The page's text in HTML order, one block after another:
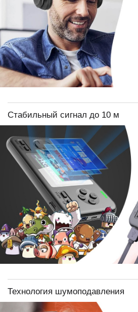
Стабильный сигнал до 10 м
Технология шумоподавления